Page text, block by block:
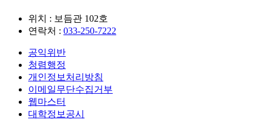
위치 : 보듬관 102호
연락처 : 033-250-7222
공익위반
청렴행정
개인정보처리방침
이메일무단수집거부
웹마스터
대학정보공시